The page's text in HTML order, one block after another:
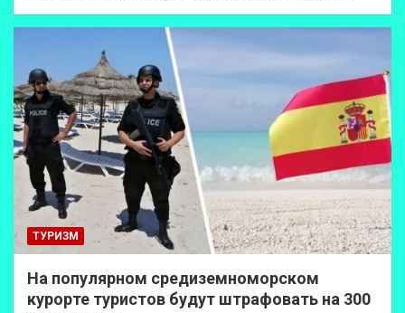
ТУРИЗМ
На популярном средиземноморском
курорте туристов будут штрафовать на 300